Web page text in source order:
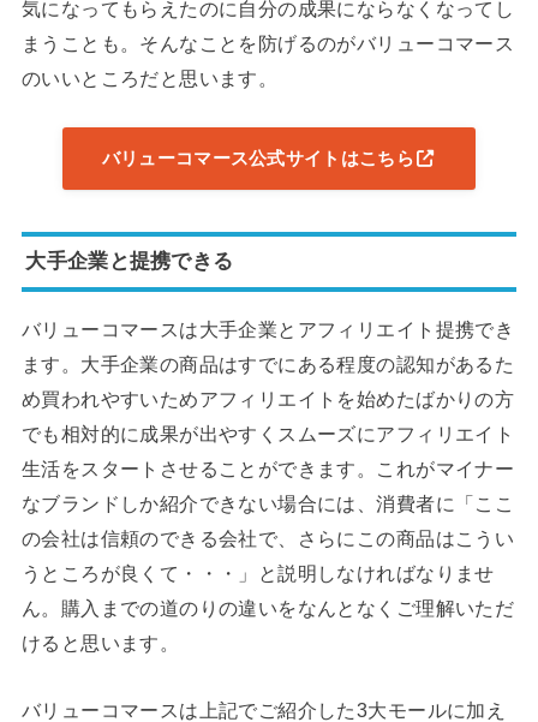
気になってもらえたのに自分の成果にならなくなってし
まうことも。そんなことを防げるのがバリューコマース
のいいところだと思います。
バリューコマース公式サイトはこちら
大手企業と提携できる
バリューコマースは大手企業とアフィリエイト提携でき
ます。大手企業の商品はすでにある程度の認知があるた
め買われやすいためアフィリエイトを始めたばかりの方
でも相対的に成果が出やすくスムーズにアフィリエイト
生活をスタートさせることができます。これがマイナー
なブランドしか紹介できない場合には、消費者に「ここ
の会社は信頼のできる会社で、さらにこの商品はこうい
うところが良くて・・・」と説明しなければなりませ
ん。購入までの道のりの違いをなんとなくご理解いただ
けると思います。
バリューコマースは上記でご紹介した3大モールに加え